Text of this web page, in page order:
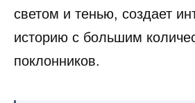
светом и тенью, создает
историю с большим
поклонников.